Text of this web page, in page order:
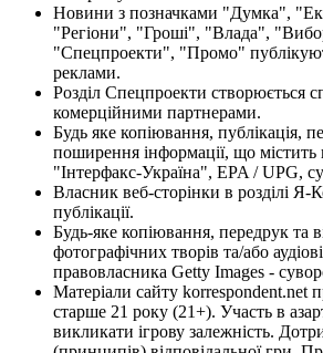
Новини з позначками "Думка",
"Регіони", "Гроші", "Влада",
"Спецпроекти", "Промо"
реклами.
Розділ Спецпроекти створюється
комерційними партнерами.
Будь яке копіювання, публікація,
поширення інформації, що містить
"Інтерфакс-Україна", EPA / UPG,
Власник веб-сторінки в розділі Я-
публікації.
Будь-яке копіювання, передрук та
фотографічних творів та/або
правовласника Getty Images -
Матеріали сайту korrespondent.net
старше 21 року (21+). Участь в
викликати ігрову залежність.